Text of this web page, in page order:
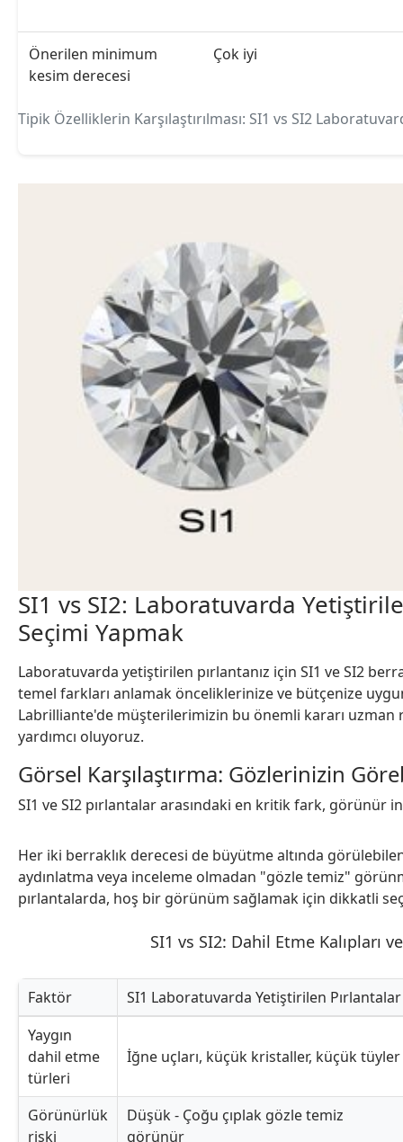
Tipik Özelliklerin Karşılaştırılması: SI1 vs SI2
Önerilen minimum
kesim derecesi
Çok iyi
SI1 vs SI2: Laboratuvarda
Seçimi Yapmak
Laboratuvarda yetiştirilen pırlantanız için SI1 ve SI2
temel farkları anlamak önceliklerinize ve bütçenize
Labrilliante'de müşterilerimizin bu önemli kararı uzman
yardımcı oluyoruz.
Görsel Karşılaştırma: Gözlerinizin
SI1 ve SI2 pırlantalar arasındaki en kritik fark, görünür
Her iki berraklık derecesi de büyütme altında
aydınlatma veya inceleme olmadan "gözle temiz"
pırlantalarda, hoş bir görünüm sağlamak için dikkatli
SI1 vs SI2: Dahil Etme Kalıpları
SI1 vs SI2: Dahil Etme Kalıpları ve Görünürlük Faktörleri
Faktör
SI1 Laboratuvarda Yetiştirilen Pırlantalar
Yaygın
dahil etme
türleri
İğne uçları, küçük kristaller, küçük tüyler
Görünürlük
riski
Düşük - Çoğu çıplak gözle temiz
görünür